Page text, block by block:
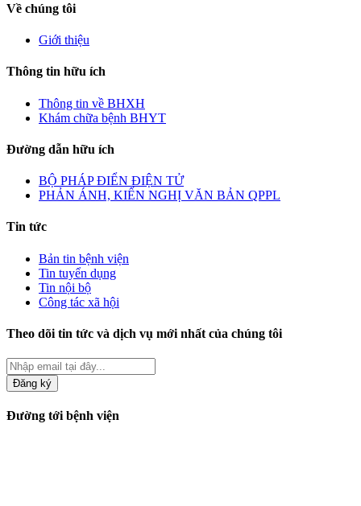
Về chúng tôi
Giới thiệu
Thông tin hữu ích
Thông tin về BHXH
Khám chữa bệnh BHYT
Đường dẫn hữu ích
BỘ PHÁP ĐIỂN ĐIỆN TỬ
PHẢN ÁNH, KIẾN NGHỊ VĂN BẢN QPPL
Tin tức
Bản tin bệnh viện
Tin tuyển dụng
Tin nội bộ
Công tác xã hội
Theo dõi tin tức và dịch vụ mới nhất của chúng tôi
Đăng ký
Đường tới bệnh viện